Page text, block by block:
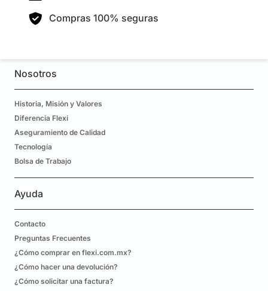
Compras 100% seguras
Nosotros
Historia, Misión y Valores
Diferencia Flexi
Aseguramiento de Calidad
Tecnología
Bolsa de Trabajo
Ayuda
Contacto
Preguntas Frecuentes
¿Cómo comprar en flexi.com.mx?
¿Cómo hacer una devolución?
¿Cómo solicitar una factura?